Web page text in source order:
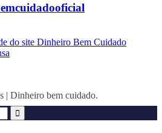
do site Dinheiro Bem Cuidado
| Dinheiro bem cuidado.